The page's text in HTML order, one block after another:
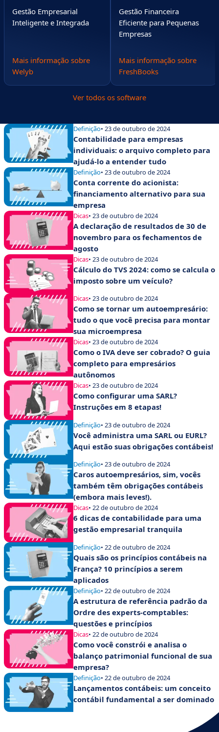
Gestão Empresarial
Inteligente e Integrada
Mais informação sobre
Welyb
Gestão Financeira
Eficiente para Pequenas
Empresas
Mais informação sobre
FreshBooks
Ver todos os software
Definição• 23 de outubro de 2024
Contabilidade para empresas
individuais: o arquivo completo para
ajudá-lo a entender tudo
Definição• 23 de outubro de 2024
Conta corrente do acionista:
financiamento alternativo para sua
empresa
Dicas• 23 de outubro de 2024
A declaração de resultados de 30 de
novembro para os fechamentos de
agosto
Dicas• 23 de outubro de 2024
Cálculo do TVS 2024: como se calcula o
imposto sobre um veículo?
Dicas• 23 de outubro de 2024
Como se tornar um autoempresário:
tudo o que você precisa para montar
sua microempresa
Dicas• 23 de outubro de 2024
Como o IVA deve ser cobrado? O guia
completo para empresários
autônomos
Dicas• 23 de outubro de 2024
Como configurar uma SARL?
Instruções em 8 etapas!
Definição• 23 de outubro de 2024
Você administra uma SARL ou EURL?
Aqui estão suas obrigações contábeis!
Definição• 23 de outubro de 2024
Caros autoempresários, sim, vocês
também têm obrigações contábeis
(embora mais leves!).
Dicas• 22 de outubro de 2024
6 dicas de contabilidade para uma
gestão empresarial tranquila
Definição• 22 de outubro de 2024
Quais são os princípios contábeis na
França? 10 princípios a serem
aplicados
Definição• 22 de outubro de 2024
A estrutura de referência padrão da
Ordre des experts-comptables:
questões e princípios
Dicas• 22 de outubro de 2024
Como você constrói e analisa o
balanço patrimonial funcional de sua
empresa?
Definição• 22 de outubro de 2024
Lançamentos contábeis: um conceito
contábil fundamental a ser dominado